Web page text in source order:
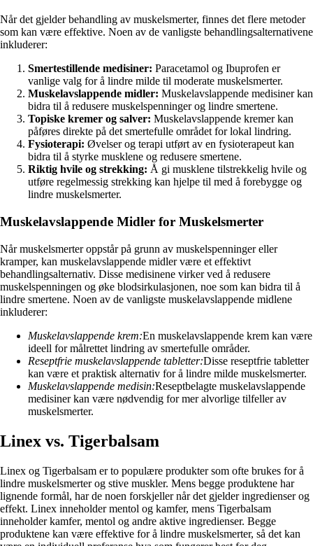
Når det gjelder behandling av muskelsmerter, finnes det flere metoder
som kan være effektive. Noen av de vanligste behandlingsalternativene
inkluderer:
Smertestillende medisiner: Paracetamol og Ibuprofen er
vanlige valg for å lindre milde til moderate muskelsmerter.
Muskelavslappende midler: Muskelavslappende medisiner kan
bidra til å redusere muskelspenninger og lindre smertene.
Topiske kremer og salver: Muskelavslappende kremer kan
påføres direkte på det smertefulle området for lokal lindring.
Fysioterapi: Øvelser og terapi utført av en fysioterapeut kan
bidra til å styrke musklene og redusere smertene.
Riktig hvile og strekking: Å gi musklene tilstrekkelig hvile og
utføre regelmessig strekking kan hjelpe til med å forebygge og
lindre muskelsmerter.
Muskelavslappende Midler for Muskelsmerter
Når muskelsmerter oppstår på grunn av muskelspenninger eller
kramper, kan muskelavslappende midler være et effektivt
behandlingsalternativ. Disse medisinene virker ved å redusere
muskelspenningen og øke blodsirkulasjonen, noe som kan bidra til å
lindre smertene. Noen av de vanligste muskelavslappende midlene
inkluderer:
Muskelavslappende krem:En muskelavslappende krem kan være
ideell for målrettet lindring av smertefulle områder.
Reseptfrie muskelavslappende tabletter:Disse reseptfrie tabletter
kan være et praktisk alternativ for å lindre milde muskelsmerter.
Muskelavslappende medisin:Reseptbelagte muskelavslappende
medisiner kan være nødvendig for mer alvorlige tilfeller av
muskelsmerter.
Linex vs. Tigerbalsam
Linex og Tigerbalsam er to populære produkter som ofte brukes for å
lindre muskelsmerter og stive muskler. Mens begge produktene har
lignende formål, har de noen forskjeller når det gjelder ingredienser og
effekt. Linex inneholder mentol og kamfer, mens Tigerbalsam
inneholder kamfer, mentol og andre aktive ingredienser. Begge
produktene kan være effektive for å lindre muskelsmerter, så det kan